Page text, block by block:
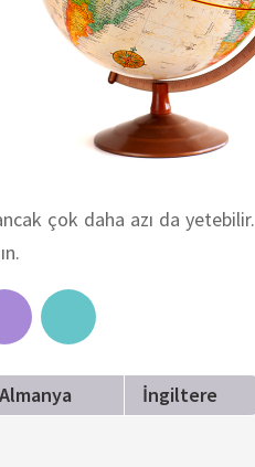
çok daha azı da yetebilir.
Almanya İngiltere